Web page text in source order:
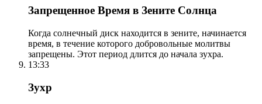
Запрещенное Время в Зените Солнца
Когда солнечный диск находится в зените, начинается
время, в течение которого добровольные молитвы
запрещены. Этот период длится до начала зухра.
13:33
Зухр